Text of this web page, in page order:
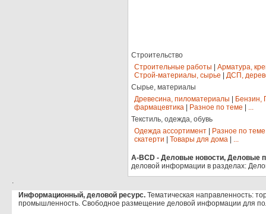
Строительство
Строительные работы
Арматура,
Строй-материалы, сырье
ДСП,
Сырье, материалы
Древесина, пиломатериалы
Бензин,
фармацевтика
Разное по теме
...
Текстиль, одежда, обувь
Одежда ассортимент
Разное по теме
скатерти
Товары для дома ...
A-BCD - Деловые новости, Деловые
деловой информации в разделах:
.
Информационный, деловой ресурс. Тематическая направленность:
промышленность. Свободное размещение деловой информации для